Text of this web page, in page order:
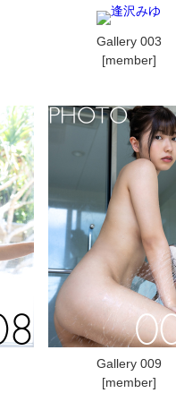
Gallery 003
[member]
Gallery 009
[member]